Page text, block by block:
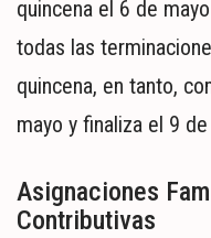
quincena el 6 de
todas las
quincena, en tanto,
mayo y finaliza el 9
Asignaciones
Contributivas